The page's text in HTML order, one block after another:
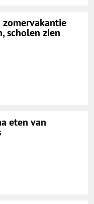
zomervakantie
scholen zien
eten van